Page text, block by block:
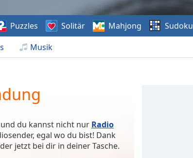
Musik
Puzzles Solitär Mahjong Sudoku
du kannst nicht nur Radio
egal wo du bist! Dank
jetzt bei dir in deiner Tasche.